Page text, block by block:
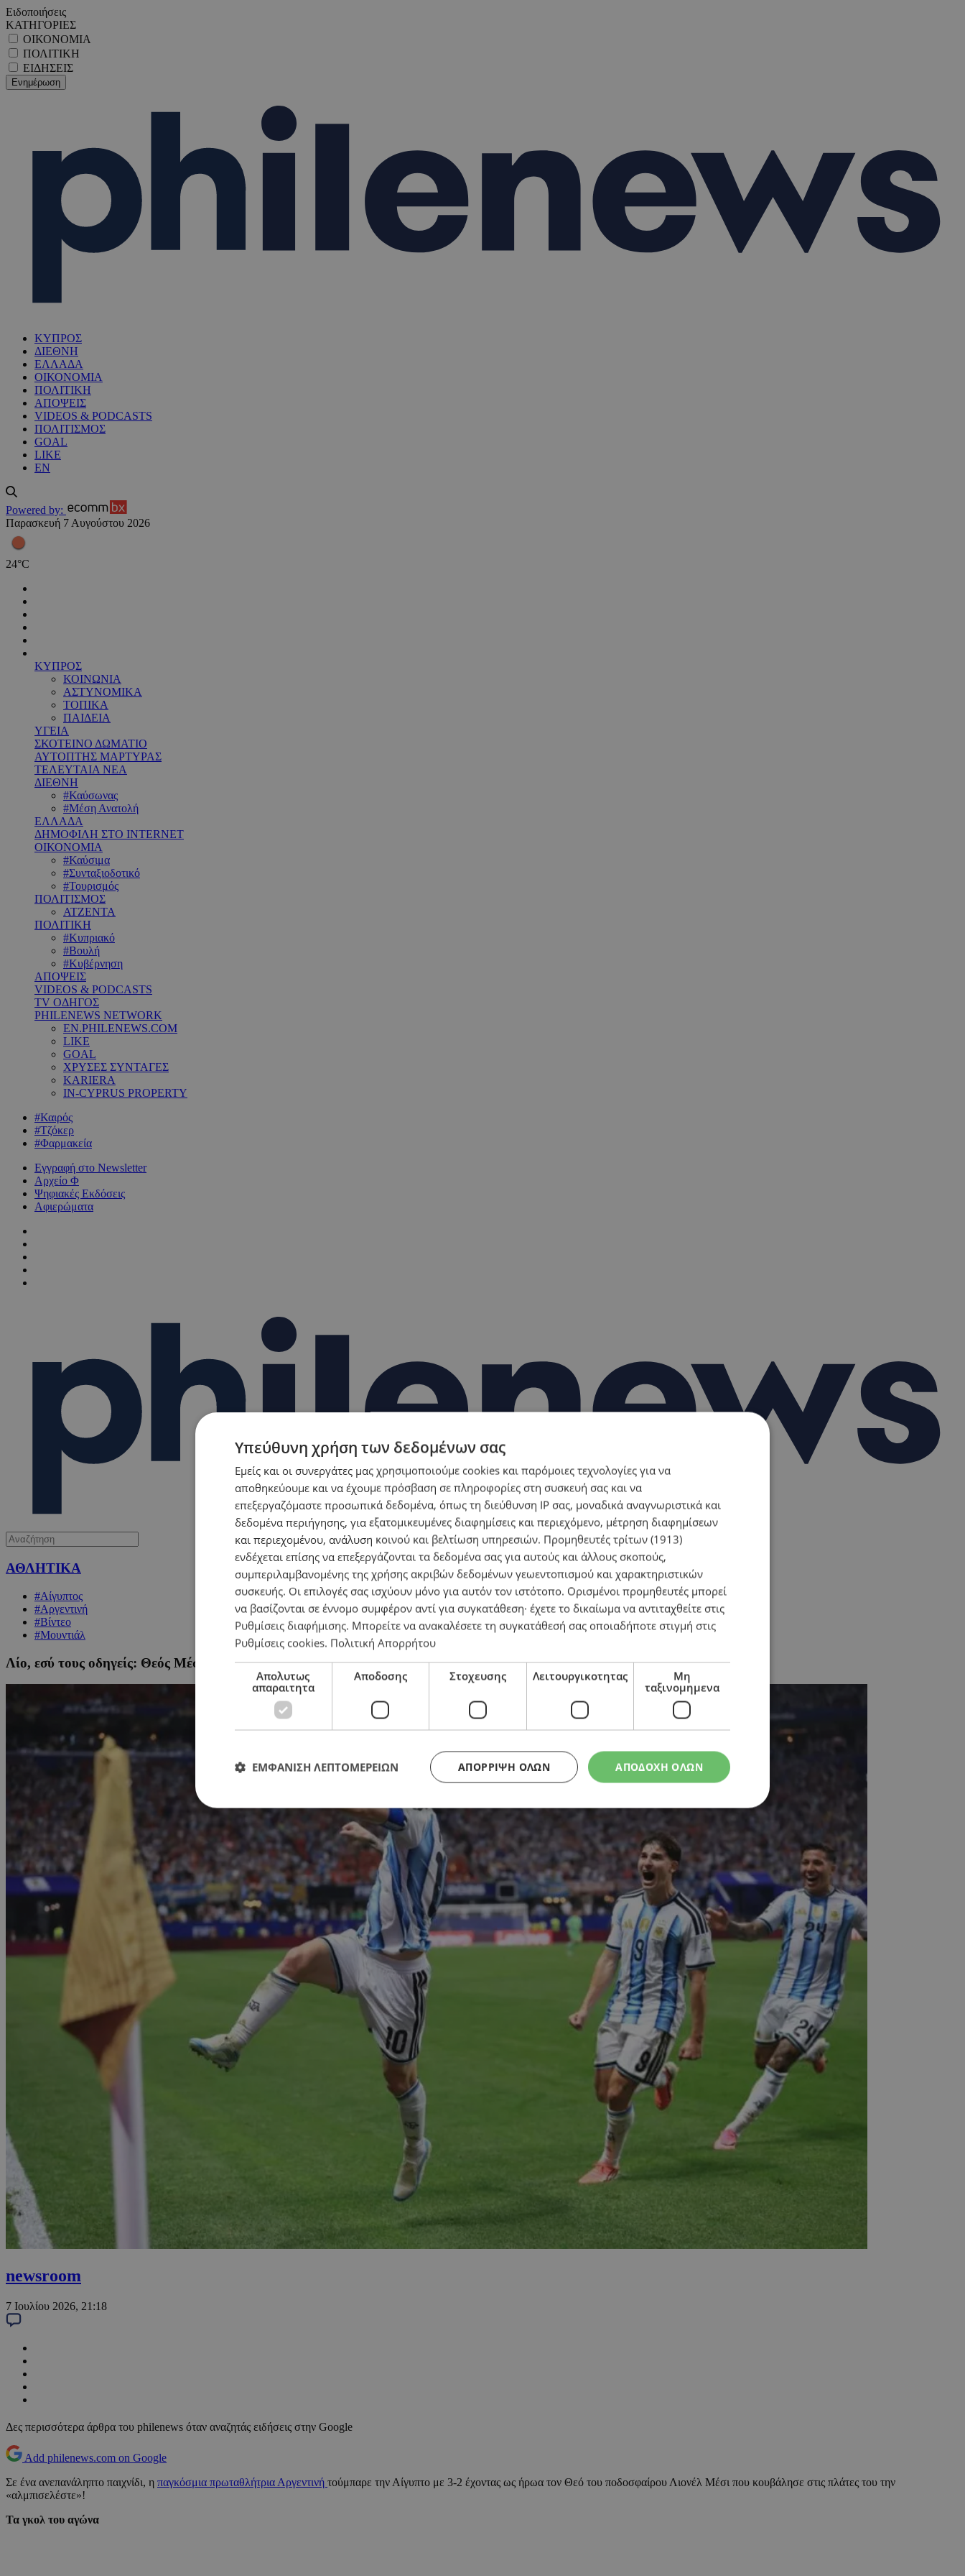
Ειδοποιήσεις
ΚΑΤΗΓΟΡΙΕΣ
ΟΙΚΟΝΟΜΙΑ
ΠΟΛΙΤΙΚΗ
ΕΙΔΗΣΕΙΣ
ΚΥΠΡΟΣ
ΔΙΕΘΝΗ
ΕΛΛΑΔΑ
ΟΙΚΟΝΟΜΙΑ
ΠΟΛΙΤΙΚΗ
ΑΠΟΨΕΙΣ
VIDEOS & PODCASTS
ΠΟΛΙΤΙΣΜΟΣ
GOAL
LIKE
EN
Powered by:
Παρασκευή 7 Αυγούστου 2026
24°C
ΚΥΠΡΟΣ
ΚΟΙΝΩΝΙΑ
ΑΣΤΥΝΟΜΙΚΑ
ΤΟΠΙΚΑ
ΠΑΙΔΕΙΑ
ΥΓΕΙΑ
ΣΚΟΤΕΙΝΟ ΔΩΜΑΤΙΟ
ΑΥΤΟΠΤΗΣ ΜΑΡΤΥΡΑΣ
ΤΕΛΕΥΤΑΙΑ ΝΕΑ
ΔΙΕΘΝΗ
#Καύσωνας
#Μέση Ανατολή
ΕΛΛΑΔΑ
ΔΗΜΟΦΙΛΗ ΣΤΟ INTERNET
ΟΙΚΟΝΟΜΙΑ
#Καύσιμα
#Συνταξιοδοτικό
#Τουρισμός
ΠΟΛΙΤΙΣΜΟΣ
ΑΤΖΕΝΤΑ
ΠΟΛΙΤΙΚΗ
#Κυπριακό
#Βουλή
#Κυβέρνηση
ΑΠΟΨΕΙΣ
VIDEOS & PODCASTS
TV ΟΔΗΓΟΣ
PHILENEWS NETWORK
EN.PHILENEWS.COM
LIKE
GOAL
ΧΡΥΣΕΣ ΣΥΝΤΑΓΕΣ
KARIERA
IN-CYPRUS PROPERTY
#Καιρός
#Τζόκερ
#Φαρμακεία
Εγγραφή στο Newsletter
Αρχείο Φ
Ψηφιακές Εκδόσεις
Αφιερώματα
ΑΘΛΗΤΙΚΑ
#Αίγυπτος
#Αργεντινή
#Βίντεο
#Μουντιάλ
Λίο, εσύ τους οδηγείς: Θεός Μέσι, «λυσσασμένοι» Αργεντίνοι και πρόκριση στους «8» με παραμυθένια ανατροπή!
newsroom
7 Ιουλίου 2026, 21:18
Δες περισσότερα άρθρα του philenews όταν αναζητάς ειδήσεις στην Google
Add philenews.com on Google
Σε ένα ανεπανάληπτο παιχνίδι, η παγκόσμια πρωταθλήτρια Αργεντινή τούμπαρε την Αίγυπτο με 3-2 έχοντας ως ήρωα τον Θεό του ποδοσφαίρου Λιονέλ Μέσι που κουβάλησε στις πλάτες του την
«αλμπισελέστε»!
Τα γκολ του αγώνα
Υπεύθυνη χρήση των δεδομένων σας
Εμείς και οι συνεργάτες μας χρησιμοποιούμε cookies και παρόμοιες τεχνολογίες για να
αποθηκεύουμε και να έχουμε πρόσβαση σε πληροφορίες στη συσκευή σας και να
επεξεργαζόμαστε προσωπικά δεδομένα, όπως τη διεύθυνση IP σας, μοναδικά αναγνωριστικά και
δεδομένα περιήγησης, για εξατομικευμένες διαφημίσεις και περιεχόμενο, μέτρηση διαφημίσεων
και περιεχομένου, ανάλυση κοινού και βελτίωση υπηρεσιών. Προμηθευτές τρίτων (1913)
ενδέχεται επίσης να επεξεργάζονται τα δεδομένα σας για αυτούς και άλλους σκοπούς,
συμπεριλαμβανομένης της χρήσης ακριβών δεδομένων γεωεντοπισμού και χαρακτηριστικών
συσκευής. Οι επιλογές σας ισχύουν μόνο για αυτόν τον ιστότοπο. Ορισμένοι προμηθευτές μπορεί
να βασίζονται σε έννομο συμφέρον αντί για συγκατάθεση· έχετε το δικαίωμα να αντιταχθείτε στις
Ρυθμίσεις διαφήμισης. Μπορείτε να ανακαλέσετε τη συγκατάθεσή σας οποιαδήποτε στιγμή στις
Ρυθμίσεις cookies. Πολιτική Απορρήτου
Απολυτως
απαραιτητα
Αποδοσης Στοχευσης Λειτουργικοτητας
Μη
ταξινομημενα
ΑΠΟΔΟΧΗ ΟΛΩΝ
ΑΠΌΡΡΙΨΗ ΌΛΩΝ
ΕΜΦΑΝΙΣΗ ΛΕΠΤΟΜΕΡΕΙΩΝ